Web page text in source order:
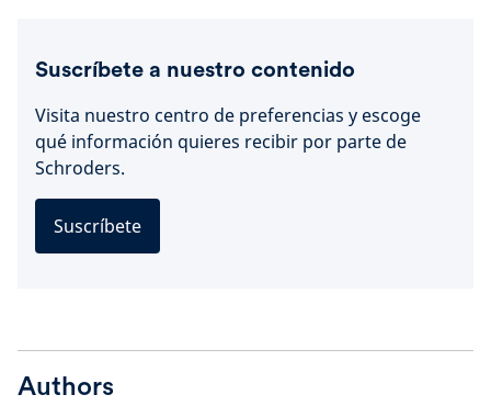
Suscríbete a nuestro contenido
Visita nuestro centro de preferencias y escoge
qué información quieres recibir por parte de
Schroders.
Suscríbete
Authors